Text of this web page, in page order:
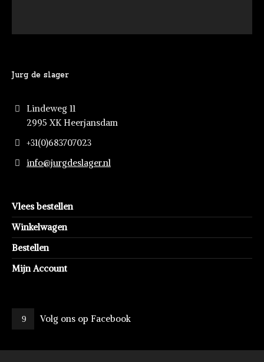
Jurg de slager
Lindeweg 11
2995 XK Heerjansdam
+31(0)683707023
info@jurgdeslager.nl
Vlees bestellen
Winkelwagen
Bestellen
Mijn Account
Volg ons op Facebook